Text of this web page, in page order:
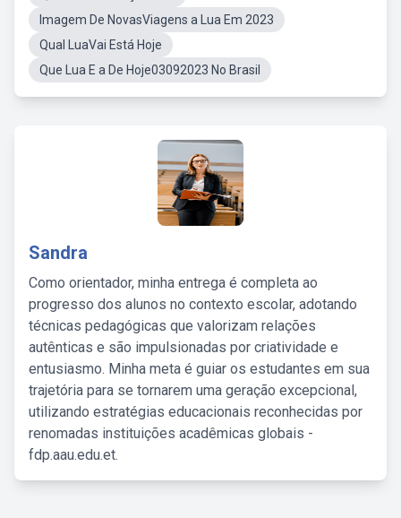
Imagem De NovasViagens a Lua Em 2023
Qual LuaVai Está Hoje
Que Lua E a De Hoje03092023 No Brasil
Sandra
Como orientador, minha entrega é completa ao
progresso dos alunos no contexto escolar, adotando
técnicas pedagógicas que valorizam relações
autênticas e são impulsionadas por criatividade e
entusiasmo. Minha meta é guiar os estudantes em sua
trajetória para se tornarem uma geração excepcional,
utilizando estratégias educacionais reconhecidas por
renomadas instituições acadêmicas globais -
fdp.aau.edu.et.